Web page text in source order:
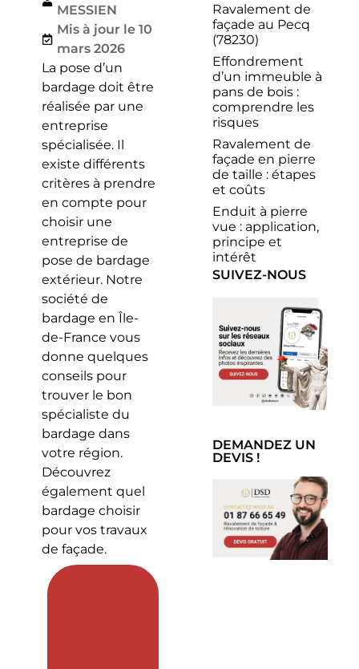
MESSIEN
Mis à jour le 10
mars 2026
La pose d’un
bardage doit être
réalisée par une
entreprise
spécialisée. Il
existe différents
critères à prendre
en compte pour
choisir une
entreprise de
pose de bardage
extérieur. Notre
société de
bardage en Île-
de-France vous
donne quelques
conseils pour
trouver le bon
spécialiste du
bardage dans
votre région.
Découvrez
également quel
bardage choisir
pour vos travaux
de façade.
Ravalement de
façade au Pecq
(78230)
Effondrement
d’un immeuble à
pans de bois :
comprendre les
risques
Ravalement de
façade en pierre
de taille : étapes
et coûts
Enduit à pierre
vue : application,
principe et
intérêt
SUIVEZ-NOUS
DEMANDEZ UN
DEVIS !